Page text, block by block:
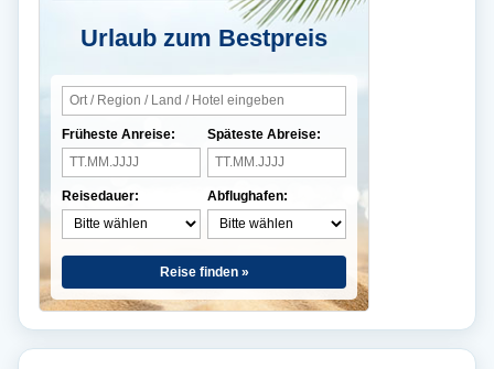
Urlaub zum Bestpreis
Früheste Anreise:
Reisedauer:
Späteste Abreise:
Abflughafen:
Reise finden »